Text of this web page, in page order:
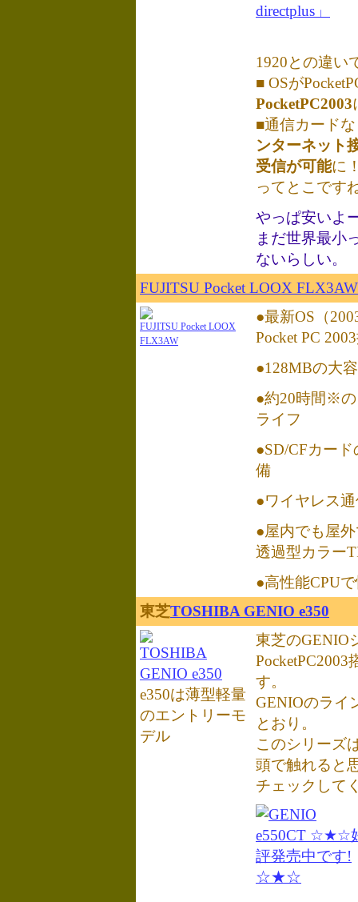
directplus」
1920との違い
■ OSが
PocketPC2003
■通信カード
ンターネット
受信が可能に
ってとこです
やっぱ安いよ
まだ世界最小
ないらしい。
FUJITSU Pocket LOOX FLX3AW
FUJITSU Pocket LOOX
FLX3AW
●最新OS（
Pocket PC
●128MBの大
●約20時間※
ライフ
●SD/CFカー
備
●ワイヤレス
●屋内でも屋
透過型カラー
●高性能CPU
東芝TOSHIBA GENIO e350
TOSHIBA
GENIO e350
e350は薄型軽量
のエントリーモ
デル
東芝のGENIO
PocketPC2003
す。
GENIOのライ
とおり。
このシリーズ
頭で触れると
チェックして